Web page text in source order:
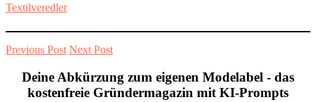
Textilveredler
Previous Post Next Post
Deine Abkürzung zum eigenen Modelabel - das
kostenfreie Gründermagazin mit KI-Prompts